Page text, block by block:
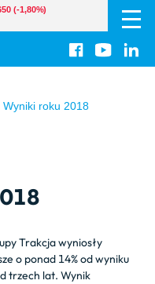
(-1,80%) PL
EN
Wyniki roku 2018
Trakcja wyniosły
o ponad 14% od wyniku
trzech lat. Wynik